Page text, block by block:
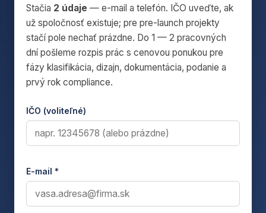
Stačia 2 údaje — e-mail a telefón. IČO uveďte, ak
už spoločnosť existuje; pre pre-launch projekty
stačí pole nechať prázdne. Do 1 — 2 pracovných
dní pošleme rozpis prác s cenovou ponukou pre
fázy klasifikácia, dizajn, dokumentácia, podanie a
prvý rok compliance.
IČO (voliteľné)
E-mail *